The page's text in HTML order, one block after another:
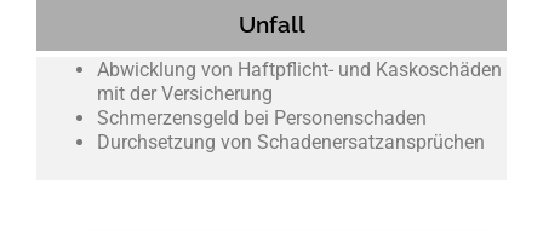
Unfall
Abwicklung von Haftpflicht- und Kaskoschäden
mit der Versicherung
Schmerzensgeld bei Personenschaden
Durchsetzung von Schadenersatzansprüchen